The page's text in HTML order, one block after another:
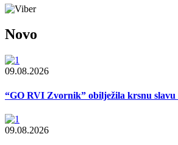
Novo
09.08.2026
“GO RVI Zvornik” obilježila krsnu slavu
09.08.2026